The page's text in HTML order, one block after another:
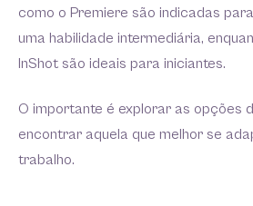
como o Premiere são indicadas
uma habilidade intermediária,
InShot são ideais para iniciantes.
O importante é explorar as opções
encontrar aquela que melhor se
trabalho.